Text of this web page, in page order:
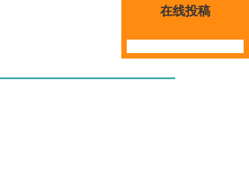
在线投稿